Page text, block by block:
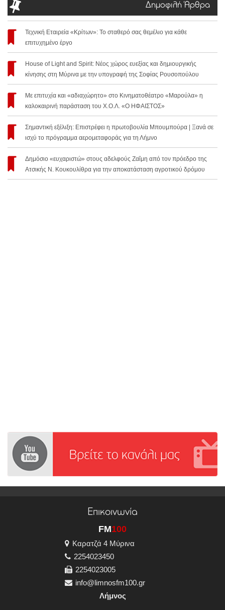
Δημοφιλή Άρθρα
Τεχνική Εταιρεία «Κρίτων»: Το σταθερό σας θεμέλιο για κάθε
επιτυχημένο έργο
House of Light and Spirit: Νέος χώρος ευεξίας και δημιουργικής
κίνησης στη Μύρινα με την υπογραφή της Σοφίας Ρουσοπούλου
Με επιτυχία και «αδιαχώρητο» στο Κινηματοθέατρο «Μαρούλα» η
καλοκαιρινή παράσταση του Χ.Ο.Λ. «Ο ΗΦΑΙΣΤΟΣ»
Σημαντική εξέλιξη: Επιστρέφει η πρωτοβουλία Μπουμπούρα | Ξανά σε
ισχύ το πρόγραμμα αερομεταφοράς για τη Λήμνο
Δημόσιο «ευχαριστώ» στους αδελφούς Ζαΐμη από τον πρόεδρο της
Ατσικής Ν. Κουκουλίθρα για την αποκατάσταση αγροτικού δρόμου
Επικοινωνία
FM100
Καρατζά 4 Μύρινα
2254023450
2254023005
info@limnosfm100.gr
Λήμνος